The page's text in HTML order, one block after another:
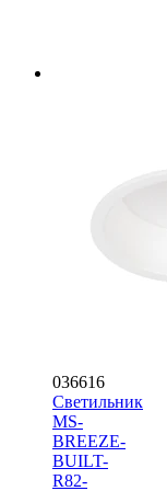
036616
Светильник
MS-
BREEZE-
BUILT-
R82-